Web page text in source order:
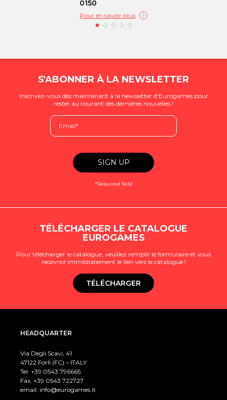
0150
Pour en savoir plus
S'ABONNER À LA NEWSLETTER
Inscrivez-vous dès maintenant à la newsletter d'Eurogames pour
rester au courant des dernières nouvelles !
*Required field
TÉLÉCHARGER LE CATALOGUE
EUROGAMES
Pour télécharger le catalogue, veuillez remplir le formulaire et vous
recevrez immédiatement le lien vers le catalogue !
TÉLÉCHARGER
HEADQUARTER
Via Degli Scavi, 41
47122 Forlì (FC) – ITALY
Tel. +39 0543 796665
Fax. +39 0543 722727
email: info@eurogames.it